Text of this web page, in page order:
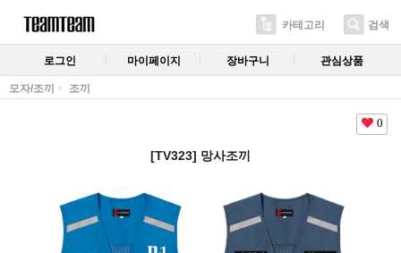
카테고리 검색
로그인 마이페이지 장바구니 관심상품
모자/조끼 조끼
0
[TV323] 망사조끼